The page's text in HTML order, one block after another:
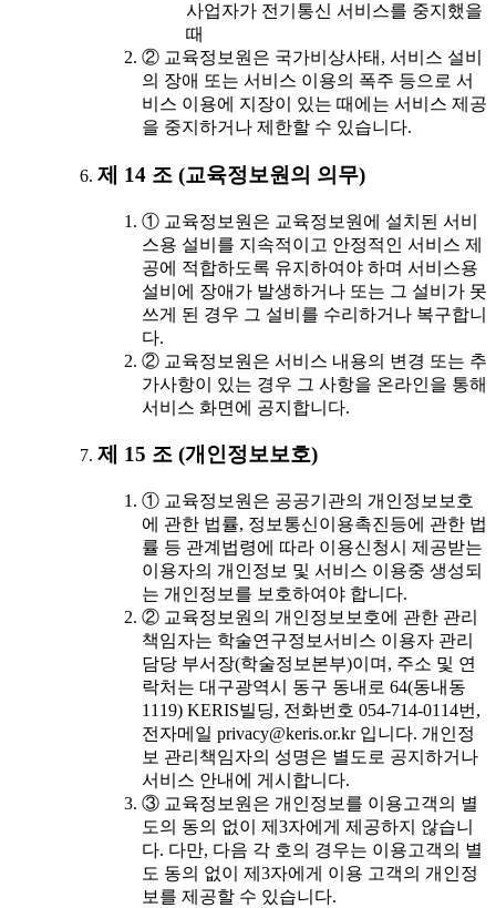
사업자가 전기통신 서비스를 중지했을
때
② 교육정보원은 국가비상사태, 서비스 설비
의 장애 또는 서비스 이용의 폭주 등으로 서
비스 이용에 지장이 있는 때에는 서비스 제공
을 중지하거나 제한할 수 있습니다.
제 14 조 (교육정보원의 의무)
① 교육정보원은 교육정보원에 설치된 서비
스용 설비를 지속적이고 안정적인 서비스 제
공에 적합하도록 유지하여야 하며 서비스용
설비에 장애가 발생하거나 또는 그 설비가 못
쓰게 된 경우 그 설비를 수리하거나 복구합니
다.
② 교육정보원은 서비스 내용의 변경 또는 추
가사항이 있는 경우 그 사항을 온라인을 통해
서비스 화면에 공지합니다.
제 15 조 (개인정보보호)
① 교육정보원은 공공기관의 개인정보보호
에 관한 법률, 정보통신이용촉진등에 관한 법
률 등 관계법령에 따라 이용신청시 제공받는
이용자의 개인정보 및 서비스 이용중 생성되
는 개인정보를 보호하여야 합니다.
② 교육정보원의 개인정보보호에 관한 관리
책임자는 학술연구정보서비스 이용자 관리
담당 부서장(학술정보본부)이며, 주소 및 연
락처는 대구광역시 동구 동내로 64(동내동
1119) KERIS빌딩, 전화번호 054-714-0114번,
전자메일 privacy@keris.or.kr 입니다. 개인정
보 관리책임자의 성명은 별도로 공지하거나
서비스 안내에 게시합니다.
③ 교육정보원은 개인정보를 이용고객의 별
도의 동의 없이 제3자에게 제공하지 않습니
다. 다만, 다음 각 호의 경우는 이용고객의 별
도 동의 없이 제3자에게 이용 고객의 개인정
보를 제공할 수 있습니다.